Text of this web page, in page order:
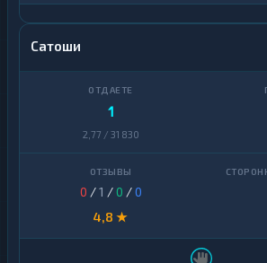
Сатоши
1
2,77 / 31 830
0 /1 /0 /0
4,8 ★